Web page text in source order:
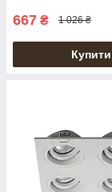
667 ₴ 1 026 ₴
Купити